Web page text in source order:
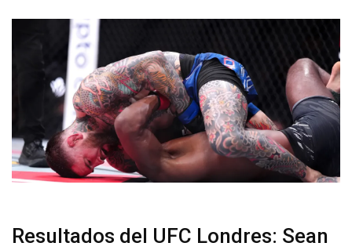
Resultados del UFC Londres: Sean